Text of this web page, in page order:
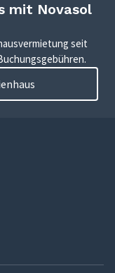
mit Novasol
seit